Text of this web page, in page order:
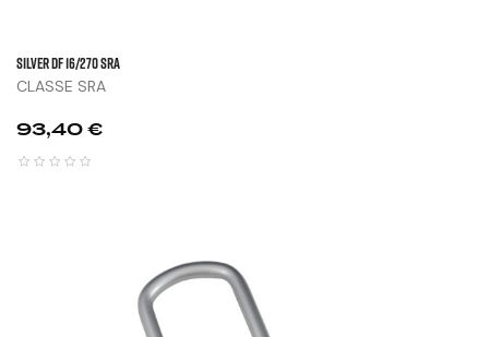
SILVER DF 16/270 SRA
CLASSE SRA
Prix
93,40 €